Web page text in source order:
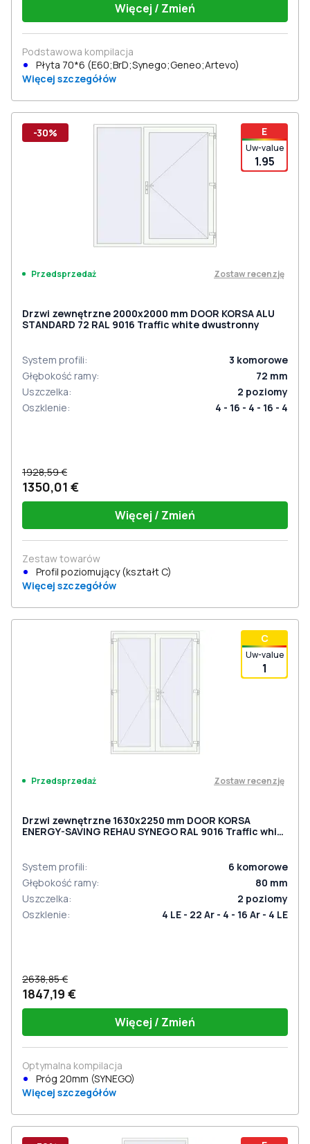
Więcej / Zmień
Podstawowa kompilacja
Płyta 70*6 (E60;BrD;Synego;Geneo;Artevo)
Więcej szczegółów
E
Uw-value
1.95
-30%
Przedsprzedaż Zostaw recenzję
Drzwi zewnętrzne 2000x2000 mm DOOR KORSA ALU
STANDARD 72 RAL 9016 Traffic white dwustronny
System profili: 3 komorowe
Głębokość ramy: 72 mm
Uszczelka: 2 poziomy
Oszklenie: 4 - 16 - 4 - 16 - 4
1928,59 €
1350,01 €
Więcej / Zmień
Zestaw towarów
Profil poziomujący (kształt C)
Więcej szczegółów
С
Uw-value
1
Przedsprzedaż Zostaw recenzję
Drzwi zewnętrzne 1630x2250 mm DOOR KORSA
ENERGY-SAVING REHAU SYNEGO RAL 9016 Traffic white
System profili: 6 komorowe
Głębokość ramy: 80 mm
Uszczelka: 2 poziomy
Oszklenie: 4 LE - 22 Ar - 4 - 16 Ar - 4 LE
2638,85 €
1847,19 €
Więcej / Zmień
Optymalna kompilacja
Próg 20mm (SYNEGO)
Więcej szczegółów